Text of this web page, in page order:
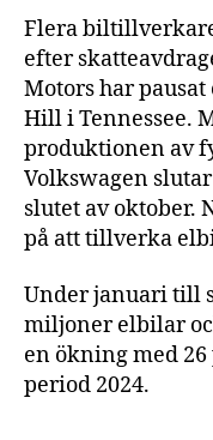
Flera
efter
Motors har
Hill i Tennessee.
produktionen av
Volkswagen
slutet av oktober.
på att tillverka
Under januari till
miljoner elbilar
en ökning med
period 2024.